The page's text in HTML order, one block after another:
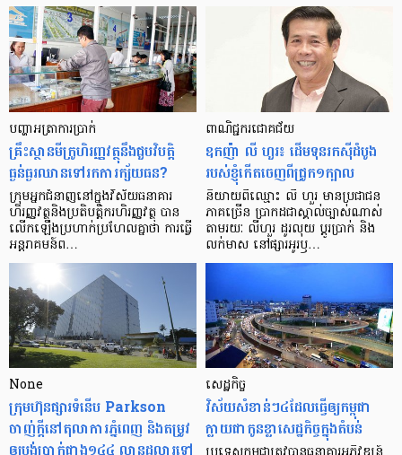
បញ្ហា​អត្រា​ការប្រាក់
គ្រឹះស្ថាន​មីក្រូ​ហិរញ្ញវត្ថុ​នឹង​ជួប​វិបត្តិ​
ធ្ងន់ធ្ងរ​ឈាន​ទៅ​រក​ការ​ក្ស័យធន?
ក្រុម​អ្នក​ជំនាញ​នៅ​ក្នុង​វិស័យ​ធនាគារ
ហិរញ្ញវត្ថុ​និង​ប្រតិបត្តិករ​ហិរញ្ញ​វត្ថុ បាន​​
លើក​ឡើង​ប្រហាក់​ប្រហែល​គ្នា​ថា ការ​ធ្វើ​
អន្តរាគមន៍​ព…
ពាណិជ្ជករជោគជ័យ
ឧកញ៉ា លី ហួរ៖ ដើមទុនរកស៊ីដំបូង
របស់ខ្ញុំកើតចេញពីជ្រូក១ក្បាល
និយាយ​ពី​ឈ្មោះ លី ហួរ មាន​ប្រជាជន​
ភាគ​ច្រើន ប្រាកដ​ជា​ស្គាល់​ច្បាស់​ណាស់
តាមរយៈ លីហួរ ដូរ​លុយ ប្តូរ​បា្រក់ និង​
លក់​មាស នៅ​ផ្សារ​អូរ​ឫ…
None
ក្រុមហ៊ុនផ្សារទំនើប Parkson
ចាញ់ក្ដីនៅតុលាការភ្នំពេញ និងតម្រូវ
សេដ្ឋកិច្ច​
វិស័យ​សំខាន់ៗ​៤​ដែល​ធ្វើ​ឲ្យ​កម្ពុជា​
ក្លាយ​ជា​កូន​ខ្លា​សេដ្ឋកិច្ច​ក្នុង​តំបន់